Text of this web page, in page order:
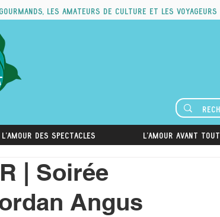
les amateurs de culture et les voyageurs
L'amour des spectacles L'amour avant tout
| Soirée
Angus